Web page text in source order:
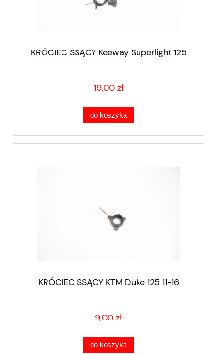
KRÓCIEC SSĄCY Keeway Superlight 125
19,00 zł
do koszyka
KRÓCIEC SSĄCY KTM Duke 125 11-16
9,00 zł
do koszyka